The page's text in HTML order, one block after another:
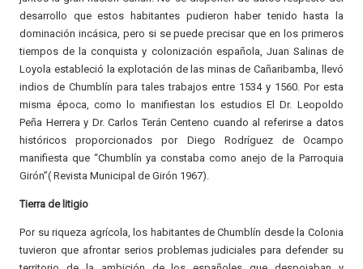
desarrollo que estos habitantes pudieron haber tenido hasta la
dominación incásica, pero si se puede precisar que en los primeros
tiempos de la conquista y colonización española, Juan Salinas de
Loyola estableció la explotación de las minas de Cañaribamba, llevó
indios de Chumblín para tales trabajos entre 1534 y 1560. Por esta
misma época, como lo manifiestan los estudios El Dr. Leopoldo
Peña Herrera y Dr. Carlos Terán Centeno cuando al referirse a datos
históricos proporcionados por Diego Rodríguez de Ocampo
manifiesta que “Chumblín ya constaba como anejo de la Parroquia
Girón”( Revista Municipal de Girón 1967).
Tierra de litigio
Por su riqueza agrícola, los habitantes de Chumblín desde la Colonia
tuvieron que afrontar serios problemas judiciales para defender su